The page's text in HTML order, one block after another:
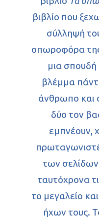
βιβλίο που
σύλληψή
οπωροφόρα
μια
βλέμμα
άνθρωπο και
δύο τον
εμπνέουν,
των
ταυτόχρονα
το μεγαλείο
ήχων τους.